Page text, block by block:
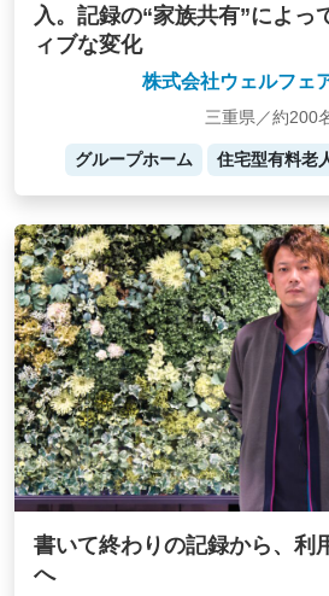
入。記録の“家族共有”によっ
ィブな変化
株式会社ウェルフェ
三重県／約200
グループホーム 住宅型有料老
書いて終わりの記録から、利
へ